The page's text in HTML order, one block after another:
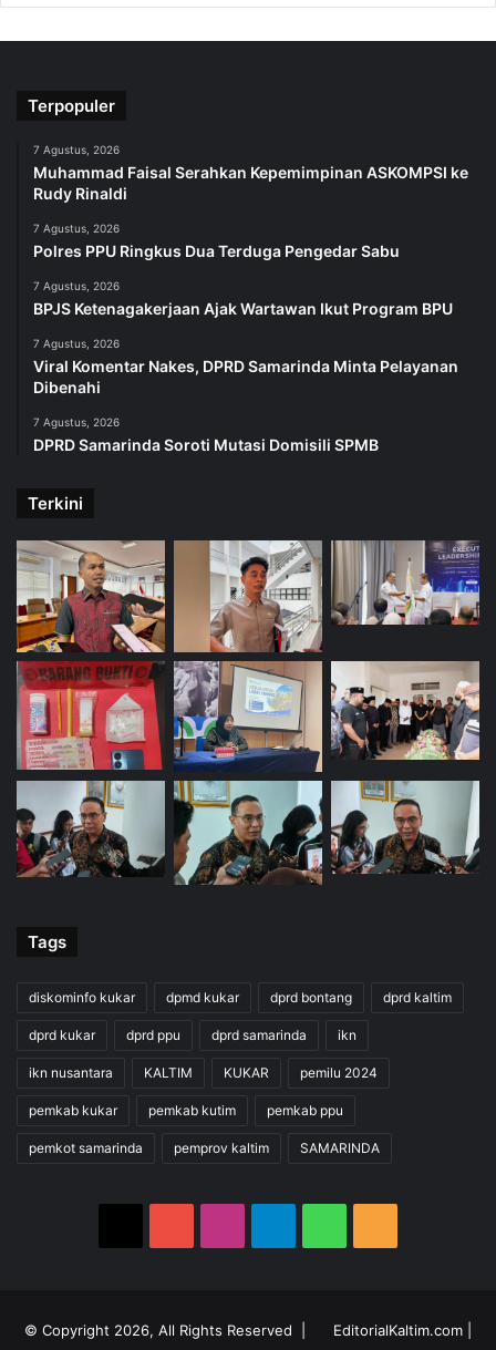
Terpopuler
7 Agustus, 2026
Muhammad Faisal Serahkan Kepemimpinan ASKOMPSI ke
Rudy Rinaldi
7 Agustus, 2026
Polres PPU Ringkus Dua Terduga Pengedar Sabu
7 Agustus, 2026
BPJS Ketenagakerjaan Ajak Wartawan Ikut Program BPU
7 Agustus, 2026
Viral Komentar Nakes, DPRD Samarinda Minta Pelayanan
Dibenahi
7 Agustus, 2026
DPRD Samarinda Soroti Mutasi Domisili SPMB
Terkini
Tags
diskominfo kukar dpmd kukar dprd bontang dprd kaltim
dprd kukar dprd ppu dprd samarinda ikn
ikn nusantara KALTIM KUKAR pemilu 2024
pemkab kukar pemkab kutim pemkab ppu
pemkot samarinda pemprov kaltim SAMARINDA
© Copyright 2026, All Rights Reserved | EditorialKaltim.com